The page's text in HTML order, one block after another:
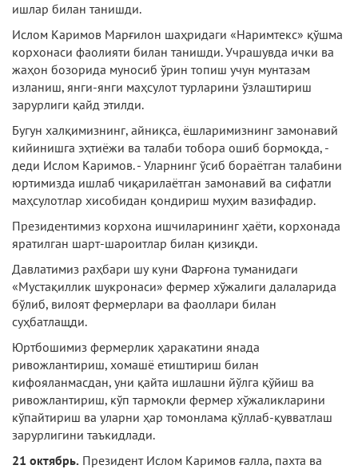
ишлар билан танишди.
Ислом Каримов Марғилон шаҳридаги «Наримтекс» қўшма
корхонаси фаолияти билан танишди. Учрашувда ички ва
жаҳон бозорида муносиб ўрин топиш учун мунтазам
изланиш, янги-янги маҳсулот турларини ўзлаштириш
зарурлиги қайд этилди.
Бугун халқимизнинг, айниқса, ёшларимизнинг замонавий
кийинишга эҳтиёжи ва талаби тобора ошиб бормоқда, -
деди Ислом Каримов. - Уларнинг ўсиб бораётган талабини
юртимизда ишлаб чиқарилаётган замона­вий ва сифатли
маҳсулотлар хисобидан қондириш муҳим вазифадир.
Президентимиз корхона ишчиларининг ҳаёти, корхонада
яратилган шарт-шароитлар билан қизиқди.
Давлатимиз раҳбари шу куни Фарғона туманидаги
«Мустақиллик шукронаси» фермер хўжалиги далаларида
бўлиб, вилоят фермерлари ва фаоллари билан
суҳбатлащди.
Юртбошимиз фермерлик ҳаракатини янада
ривожлантириш, хомашё етиштириш би­лан
кифояланмасдан, уни қайта ишлашни йўлга қўйиш ва
ривожлантириш, кўп тармоқли фермер хўжаликларини
кўпайтириш ва уларни ҳар томонлама қўллаб-қувватлаш
зарурлигини таъкидлади.
21 октябрь. Президент Ислом Каримов ғалла, пахта ва